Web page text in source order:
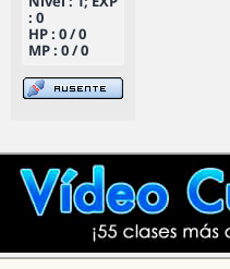
: 0
HP : 0 / 0
MP : 0 / 0